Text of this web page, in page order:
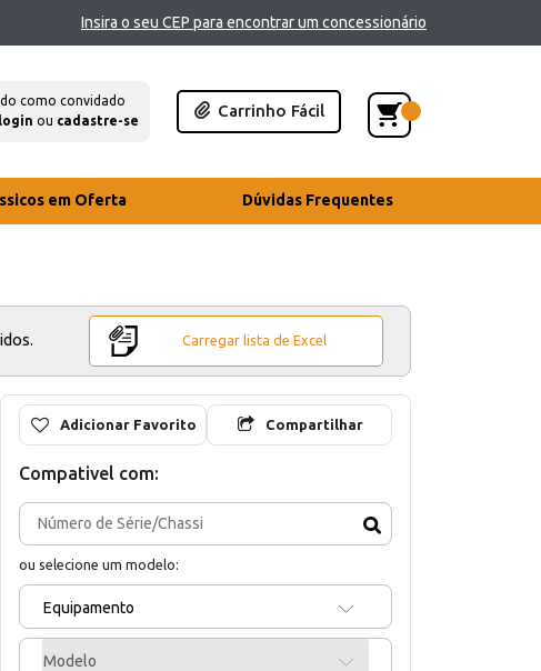
Insira o seu CEP para encontrar um concessionário
como convidado
ou cadastre-se
Carrinho Fácil
em Oferta Dúvidas Frequentes
Carregar lista de Excel
Adicionar Favorito Compartilhar
Compativel com:
ou selecione um modelo:
Equipamento
Modelo